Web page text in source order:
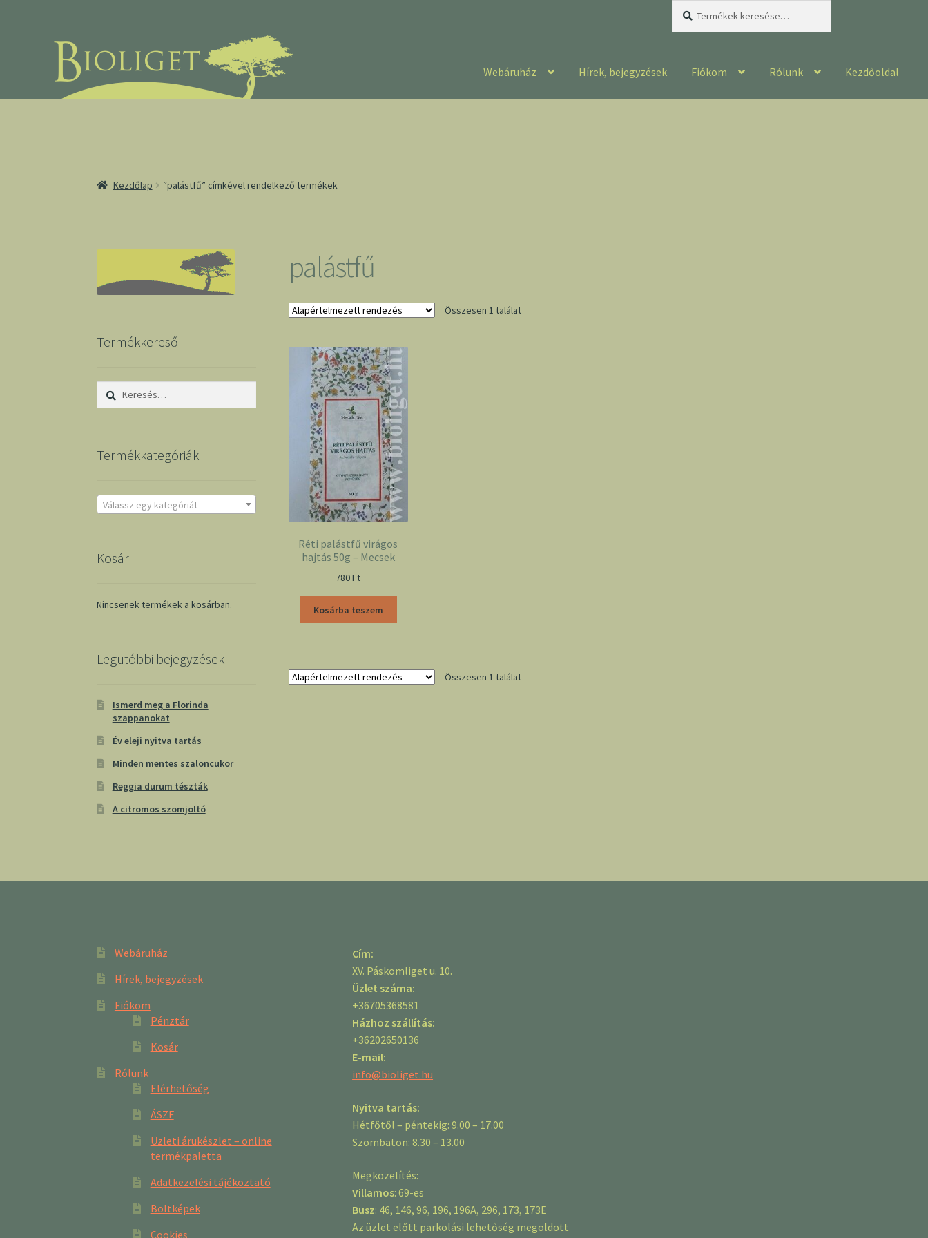
Webáruház Hírek, bejegyzések Fiókom Rólunk Kezdőoldal
Kezdőlap “palástfű” címkével rendelkező termékek
palástfű
Összesen 1 találat
Réti palástfű virágos
hajtás 50g – Mecsek
780Ft
Kosárba teszem
Összesen 1 találat
Termékkereső
Keresés:
Termékkategóriák
Válassz egy kategóriát
Kosár
Nincsenek termékek a kosárban.
Legutóbbi bejegyzések
Ismerd meg a Florinda
szappanokat
Év eleji nyitva tartás
Minden mentes szaloncukor
Reggia durum tészták
A citromos szomjoltó
Webáruház
Hírek, bejegyzések
Fiókom
Pénztár
Kosár
Rólunk
Elérhetőség
ÁSZF
Üzleti árukészlet – online
termékpaletta
Adatkezelési tájékoztató
Boltképek
Cookies
Cím:
XV. Páskomliget u. 10.
Üzlet száma:
+36705368581
Házhoz szállítás:
+36202650136
E-mail:
info@bioliget.hu
Nyitva tartás:
Hétfőtől – péntekig: 9.00 – 17.00
Szombaton: 8.30 – 13.00
Megközelítés:
Villamos: 69-es
Busz: 46, 146, 96, 196, 196A, 296, 173, 173E
Az üzlet előtt parkolási lehetőség megoldott